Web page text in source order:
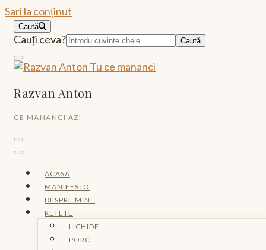
Sari la conținut
Caută
Caută:
Cauți ceva?
Razvan Anton
CE MANANCI AZI
ACASA
MANIFESTO
DESPRE MINE
RETETE
LICHIDE
PORC